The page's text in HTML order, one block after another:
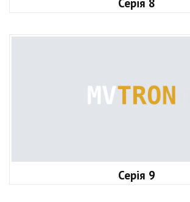
Серія 8
Серія 9